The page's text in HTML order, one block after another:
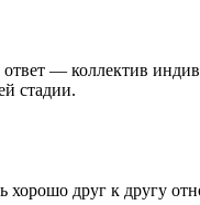
— коллектив
стадии.
друг к другу